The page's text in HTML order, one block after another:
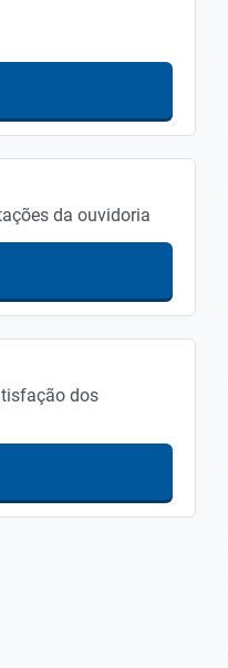
da ouvidoria
dos